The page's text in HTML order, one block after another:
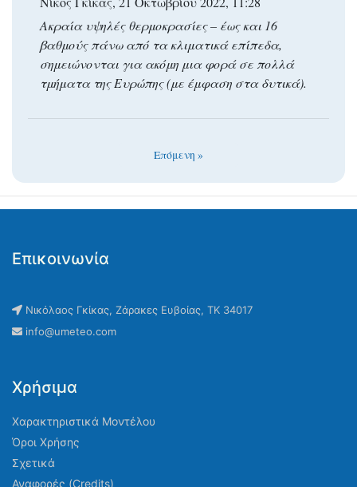
Ακραία υψηλές θερμοκρασίες – έως και 16
βαθμούς πάνω από τα κλιματικά επίπεδα,
σημειώνονται για ακόμη μια φορά σε πολλά
τμήματα της Ευρώπης (με έμφαση στα δυτικά).
Επόμενη »
Επικοινωνία
Νικόλαος Γκίκας, Ζάρακες Ευβοίας, ΤΚ 34017
info@umeteo.com
Χρήσιμα
Χαρακτηριστικά Μοντέλου
Όροι Χρήσης
Σχετικά
Αναφορές (Credits)